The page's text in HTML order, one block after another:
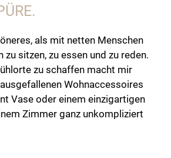
als mit netten Menschen
zu sitzen, zu essen und zu reden.
zu schaffen macht mir
Wohnaccessoires
Vase oder einem einzigartigen
Zimmer ganz unkompliziert